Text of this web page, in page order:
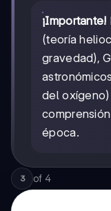
¡Importante!
(teoría
gravedad),
del oxígeno)
época.
3 of 4